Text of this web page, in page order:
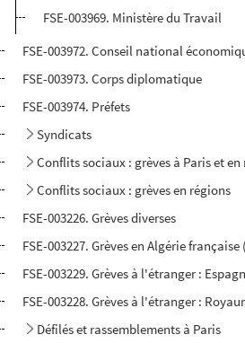
FSE-003969. Ministère du Travail
FSE-003972. Conseil national
FSE-003973. Corps diplomatique
FSE-003974. Préfets
Syndicats
Conflits sociaux : grèves à Paris et
Conflits sociaux : grèves en régions
FSE-003226. Grèves diverses
FSE-003227. Grèves en Algérie
FSE-003229. Grèves à l'étranger :
FSE-003228. Grèves à l'étranger :
Défilés et rassemblements à Paris